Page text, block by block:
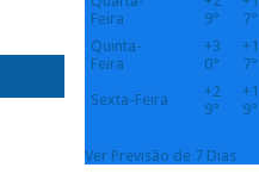
Feira
9°
7°
Quinta-
Feira
+3
0°
+1
7°
Sexta-Feira
+2
9°
+1
9°
Ver Previsão de 7 Dias